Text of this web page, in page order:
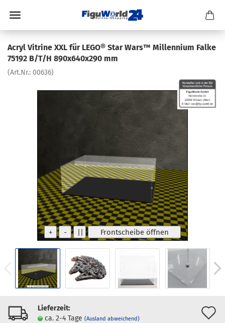
Acryl Vitrine XXL für LEGO® Star Wars™ Millennium Falke
75192 B/T/H 890x640x290 mm
(Art.Nr.: 00636)
Lieferzeit:
ca. 2-4 Tage (Ausland abweichend)